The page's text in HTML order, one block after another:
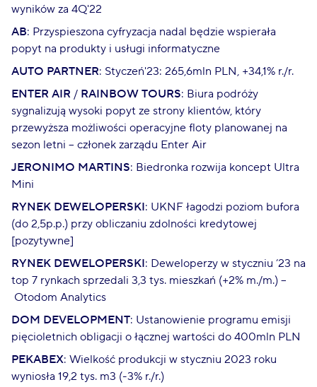
wyników za 4Q'22
AB: Przyspieszona cyfryzacja nadal będzie wspierała
popyt na produkty i usługi informatyczne
AUTO PARTNER: Styczeń'23: 265,6mln PLN, +34,1% r./r.
ENTER AIR / RAINBOW TOURS: Biura podróży
sygnalizują wysoki popyt ze strony klientów, który
przewyższa możliwości operacyjne floty planowanej na
sezon letni – członek zarządu Enter Air
JERONIMO MARTINS: Biedronka rozwija koncept Ultra
Mini
RYNEK DEWELOPERSKI: UKNF łagodzi poziom bufora
(do 2,5p.p.) przy obliczaniu zdolności kredytowej
[pozytywne]
RYNEK DEWELOPERSKI: Deweloperzy w styczniu ’23 na
top 7 rynkach sprzedali 3,3 tys. mieszkań (+2% m./m.) –
Otodom Analytics
DOM DEVELOPMENT: Ustanowienie programu emisji
pięcioletnich obligacji o łącznej wartości do 400mln PLN
PEKABEX: Wielkość produkcji w styczniu 2023 roku
wyniosła 19,2 tys. m3 (-3% r./r.)